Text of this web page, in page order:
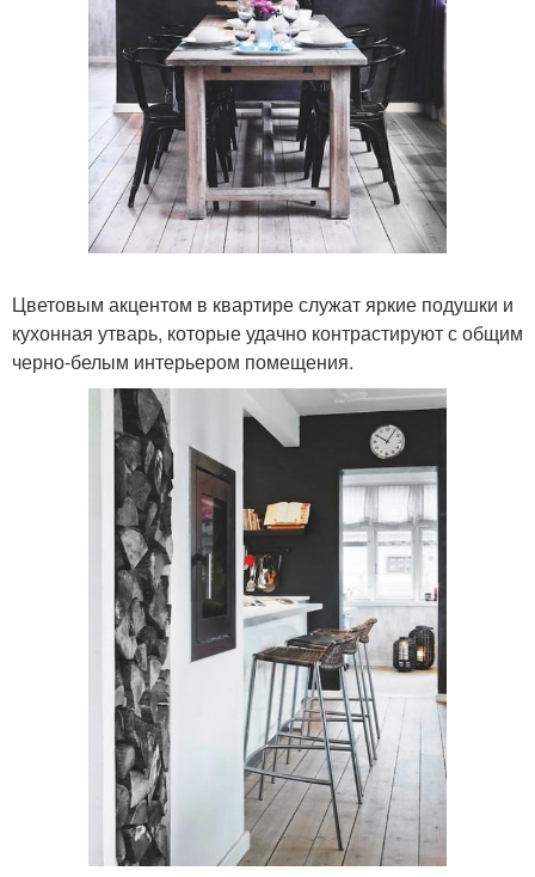
Цветовым акцентом в квартире служат яркие подушки и
кухонная утварь, которые удачно контрастируют с общим
черно-белым интерьером помещения.